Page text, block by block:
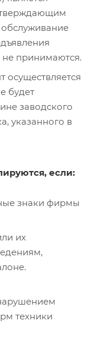
не принимаются.
осуществляется
будет
заводского
указанного в
если:
знаки фирмы
их
техники